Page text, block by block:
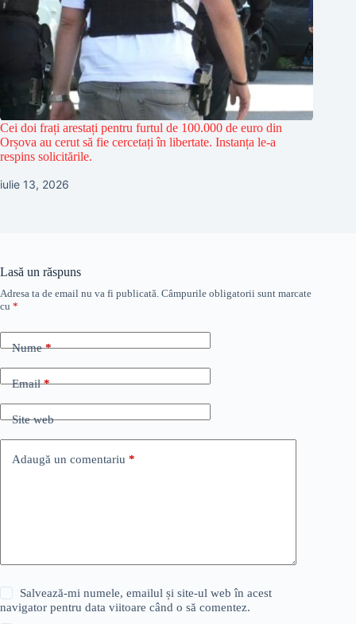
Cei doi frați arestați pentru furtul de 100.000 de euro din
Orșova au cerut să fie cercetați în libertate. Instanța le-a
respins solicitările.
iulie 13, 2026
Lasă un răspuns
Adresa ta de email nu va fi publicată. Câmpurile obligatorii sunt marcate
cu *
Nume*
Email*
Site web
Adaugă un comentariu *
Salvează-mi numele, emailul și site-ul web în acest
navigator pentru data viitoare când o să comentez.